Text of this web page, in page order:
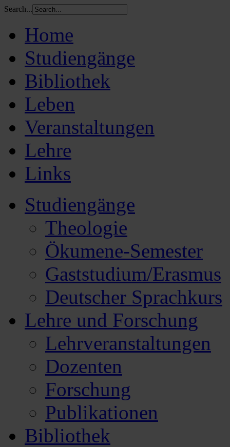
Search...
Home
Studiengänge
Bibliothek
Leben
Veranstaltungen
Lehre
Links
Studiengänge
Theologie
Ökumene-Semester
Gaststudium/Erasmus
Deutscher Sprachkurs
Lehre und Forschung
Lehrveranstaltungen
Dozenten
Forschung
Publikationen
Bibliothek